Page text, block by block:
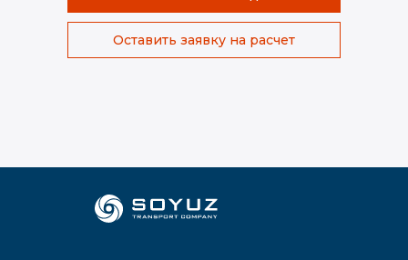
Оставить заявку на расчет